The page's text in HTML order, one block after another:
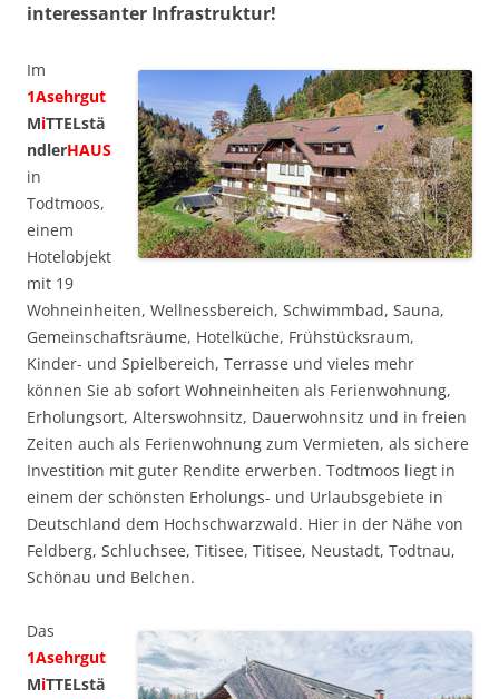
interessanter Infrastruktur!
Im
1Asehrgut
MiTTELstä
ndlerHAUS
in
Todtmoos,
einem
Hotelobjekt
mit 19
Wohneinheiten, Wellnessbereich, Schwimmbad, Sauna,
Gemeinschaftsräume, Hotelküche, Frühstücksraum,
Kinder- und Spielbereich, Terrasse und vieles mehr
können Sie ab sofort Wohneinheiten als Ferienwohnung,
Erholungsort, Alterswohnsitz, Dauerwohnsitz und in freien
Zeiten auch als Ferienwohnung zum Vermieten, als sichere
Investition mit guter Rendite erwerben. Todtmoos liegt in
einem der schönsten Erholungs- und Urlaubsgebiete in
Deutschland dem Hochschwarzwald. Hier in der Nähe von
Feldberg, Schluchsee, Titisee, Titisee, Neustadt, Todtnau,
Schönau und Belchen.
Das
1Asehrgut
MiTTELstä